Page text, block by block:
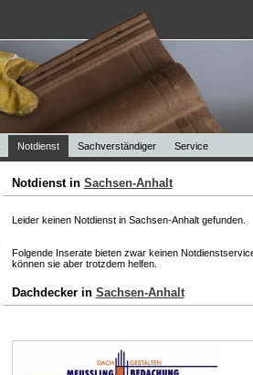
Notdienst Sachverständiger Service
Notdienst in Sachsen-Anhalt
Leider keinen Notdienst in Sachsen-Anhalt gefunden.
Folgende Inserate bieten zwar keinen
können sie aber trotzdem helfen.
Dachdecker in Sachsen-Anhalt